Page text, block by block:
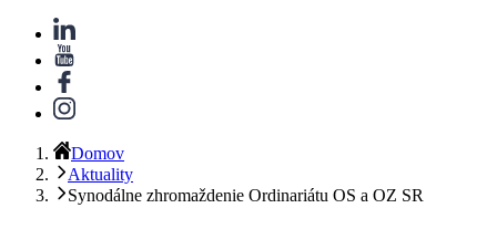
Domov
Aktuality
Synodálne zhromaždenie Ordinariátu OS a OZ SR